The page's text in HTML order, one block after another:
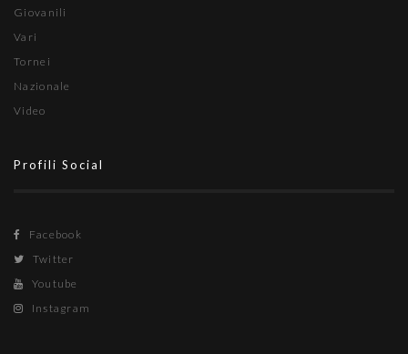
Giovanili
Vari
Tornei
Nazionale
Video
Profili Social
Facebook
Twitter
Youtube
Instagram